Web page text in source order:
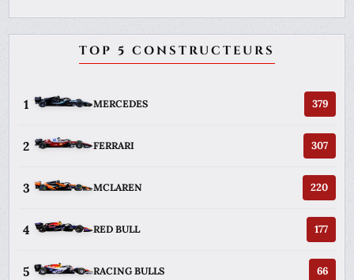
TOP 5 CONSTRUCTEURS
1 MERCEDES 379
2 FERRARI 307
3 MCLAREN 220
4 RED BULL 177
5 RACING BULLS 66